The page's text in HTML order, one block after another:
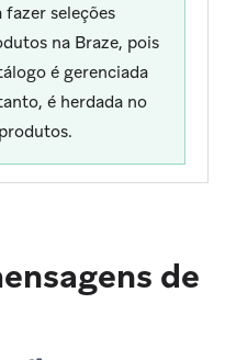
fazer seleções
na Braze, pois
é gerenciada
é herdada no
de